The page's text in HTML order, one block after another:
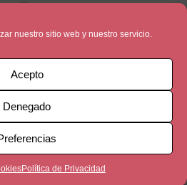
nuestro sitio web y nuestro servicio.
Acepto
Denegado
Política de Privacidad